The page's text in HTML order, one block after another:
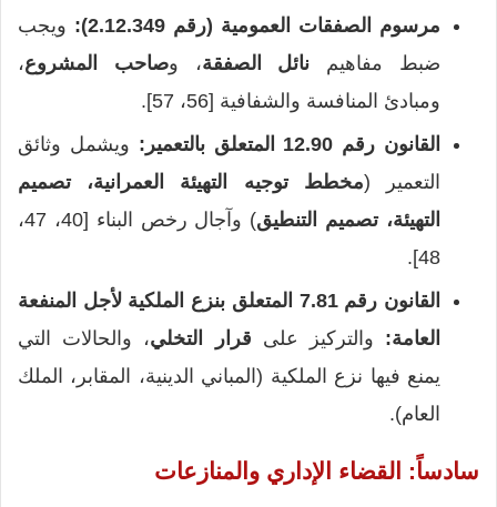
مرسوم الصفقات العمومية (رقم 2.12.349):
ويجب
ضبط مفاهيم نائل الصفقة، وصاحب المشروع،
ومبادئ المنافسة والشفافية [56، 57].
القانون رقم 12.90 المتعلق بالتعمير:
ويشمل وثائق
التعمير (مخطط توجيه التهيئة العمرانية، تصميم
التهيئة، تصميم التنطيق
) وآجال رخص البناء [40، 47،
48].
القانون رقم 7.81 المتعلق بنزع الملكية لأجل المنفعة
العامة: والتركيز على قرار التخلي، والحالات التي
يمنع فيها نزع الملكية (المباني الدينية، المقابر، الملك
العام).
سادساً: القضاء الإداري والمنازعات